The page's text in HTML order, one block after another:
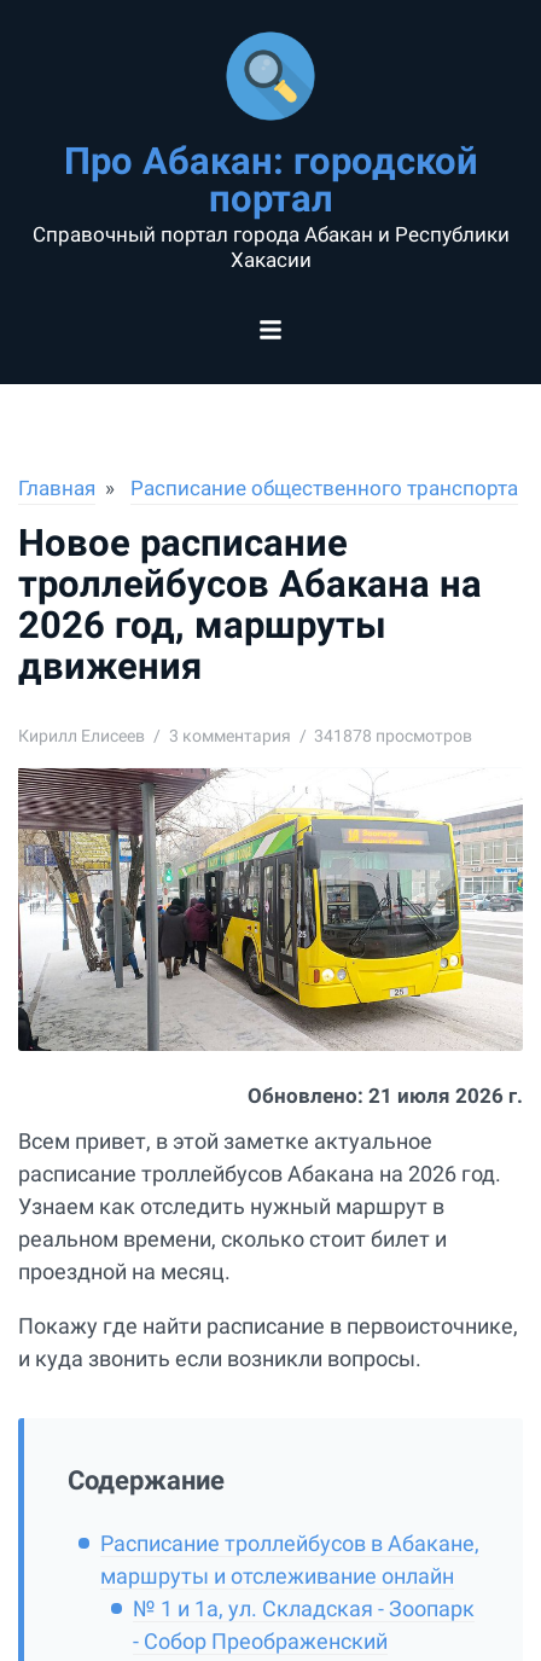
Про Абакан: городской
портал
Справочный портал города Абакан и Республики
Хакасии
Главная Расписание общественного транспорта
Новое расписание
троллейбусов Абакана на
2026 год, маршруты
движения
Кирилл Елисеев 3 комментария 341878 просмотров
Обновлено: 21 июля 2026 г.
Всем привет, в этой заметке актуальное
расписание троллейбусов Абакана на 2026 год.
Узнаем как отследить нужный маршрут в
реальном времени, сколько стоит билет и
проездной на месяц.
Покажу где найти расписание в первоисточнике,
и куда звонить если возникли вопросы.
Содержание
Расписание троллейбусов в Абакане,
маршруты и отслеживание онлайн
№ 1 и 1а, ул. Складская - Зоопарк
- Собор Преображенский